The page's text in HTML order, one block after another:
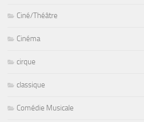
Ciné/Théâtre
Cinéma
cirque
classique
Comédie Musicale